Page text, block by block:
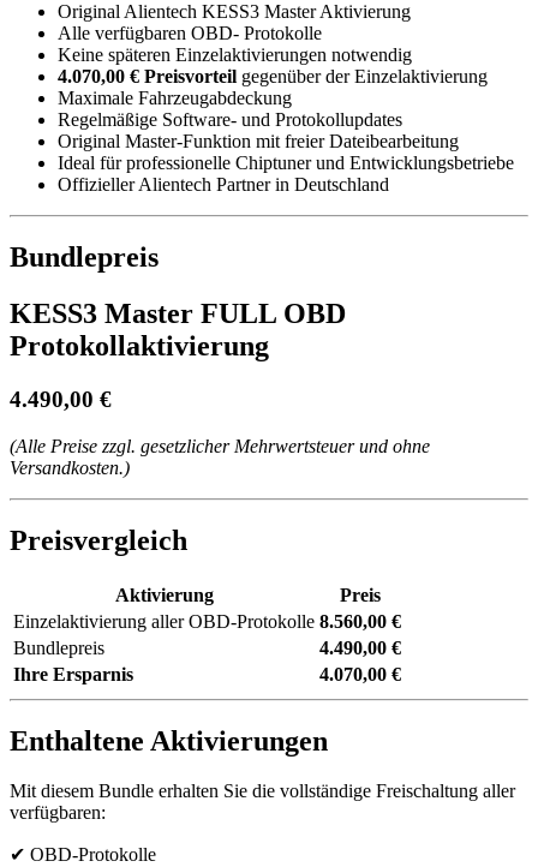
Original Alientech KESS3 Master Aktivierung
Alle verfügbaren OBD- Protokolle
Keine späteren Einzelaktivierungen notwendig
4.070,00 € Preisvorteil gegenüber der Einzelaktivierung
Maximale Fahrzeugabdeckung
Regelmäßige Software- und Protokollupdates
Original Master-Funktion mit freier Dateibearbeitung
Ideal für professionelle Chiptuner und Entwicklungsbetriebe
Offizieller Alientech Partner in Deutschland
Bundlepreis
KESS3 Master FULL OBD
Protokollaktivierung
4.490,00 €
(Alle Preise zzgl. gesetzlicher Mehrwertsteuer und ohne
Versandkosten.)
Preisvergleich
Aktivierung
Preis
Einzelaktivierung aller OBD-Protokolle 8.560,00 €
Bundlepreis
4.490,00 €
Ihre Ersparnis
4.070,00 €
Enthaltene Aktivierungen
Mit diesem Bundle erhalten Sie die vollständige Freischaltung aller
verfügbaren:
✔ OBD-Protokolle